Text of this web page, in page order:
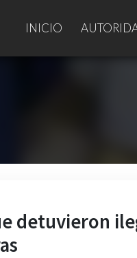
INICIO
detuvieron